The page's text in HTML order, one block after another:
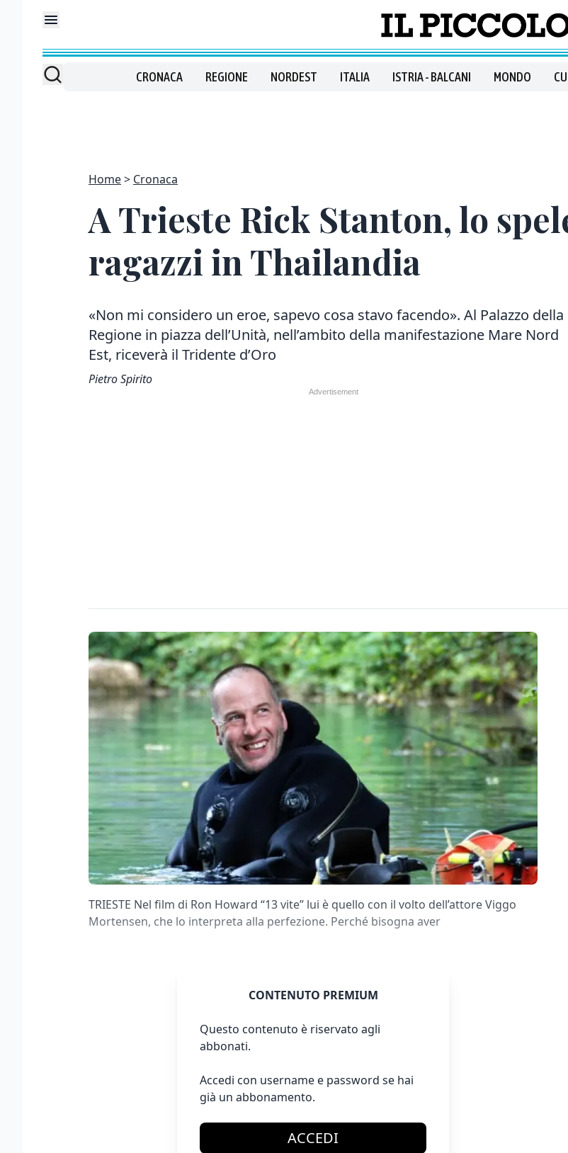
CRONACA REGIONE NORDEST ITALIA ISTRIA - BALCANI MONDO
Home Cronaca
A Trieste Rick Stanton, lo
ragazzi in Thailandia
«Non mi considero un eroe, sapevo cosa stavo facendo». Al Palazzo della
Regione in piazza dell’Unità, nell’ambito della manifestazione Mare Nord
Est, riceverà il Tridente d’Oro
Pietro Spirito
TRIESTE Nel film di Ron Howard “13 vite” lui è quello con il volto dell’attore Viggo
Mortensen, che lo interpreta alla perfezione. Perché bisogna aver
CONTENUTO PREMIUM
Questo contenuto è riservato agli
abbonati.
Accedi con username e password se hai
già un abbonamento.
ACCEDI